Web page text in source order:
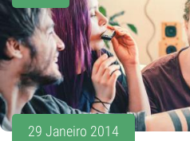
29 Janeiro 2014